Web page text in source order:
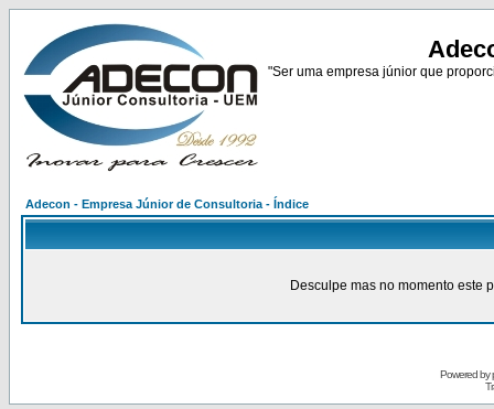
"Ser uma empresa júnior que
Adecon - Empresa Júnior de Consultoria - Índice
Desculpe mas no momento este
Powered by